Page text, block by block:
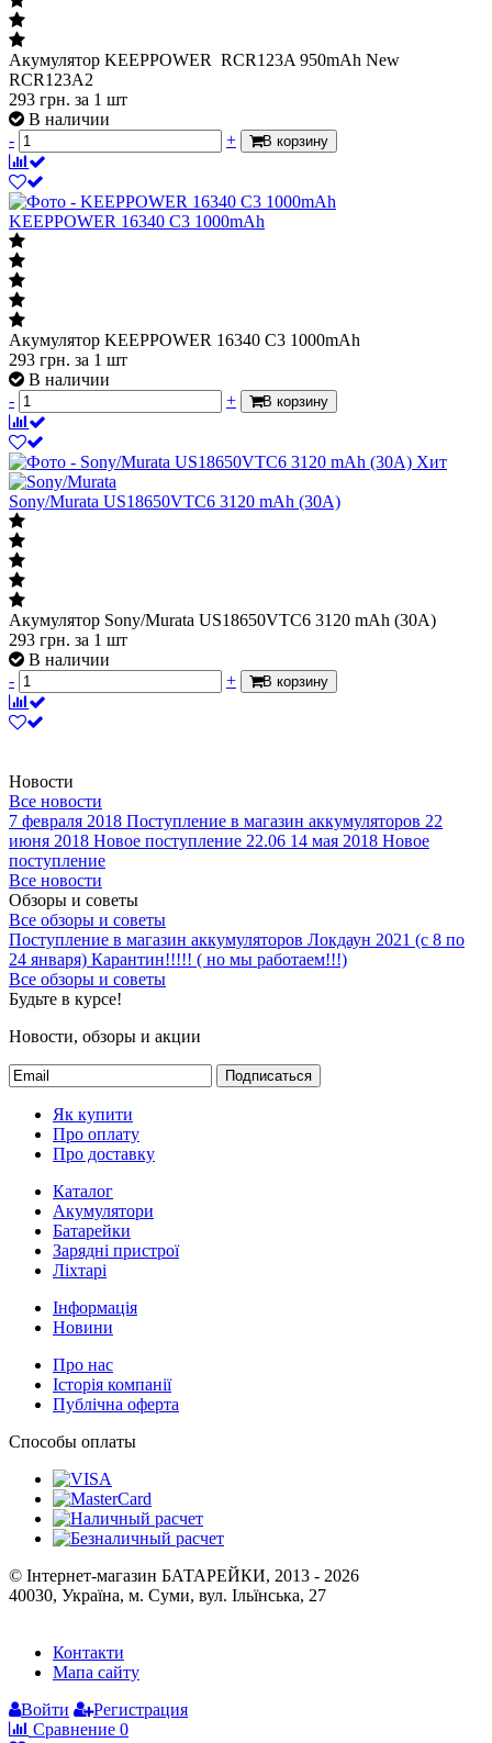
Акумулятор KEEPPOWER RCR123A 950mAh New
RCR123A2
293 грн. за 1 шт
В наличии
-
+ В корзину
KEEPPOWER 16340 С3 1000mAh
Акумулятор KEEPPOWER 16340 С3 1000mAh
293 грн. за 1 шт
В наличии
-
+ В корзину
Хит
Sony/Murata US18650VTC6 3120 mAh (30A)
Акумулятор Sony/Murata US18650VTC6 3120 mAh (30A)
293 грн. за 1 шт
В наличии
-
+ В корзину
Новости
Все новости
7 февраля 2018 Поступление в магазин аккумуляторов 22
июня 2018 Новое поступление 22.06 14 мая 2018 Новое
поступление
Все новости
Обзоры и советы
Все обзоры и советы
Поступление в магазин аккумуляторов Локдаун 2021 (с 8 по
24 января) Карантин!!!!! ( но мы работаем!!!)
Все обзоры и советы
Будьте в курсе!
Новости, обзоры и акции
Подписаться
Як купити
Про оплату
Про доставку
Каталог
Акумулятори
Батарейки
Зарядні пристрої
Ліхтарі
Інформація
Новини
Про нас
Історія компанії
Публічна оферта
Способы оплаты
© Інтернет-магазин БАТАРЕЙКИ, 2013 - 2026
40030, Україна, м. Суми, вул. Ільїнська, 27
Контакти
Мапа сайту
Войти
Регистрация
Сравнение 0